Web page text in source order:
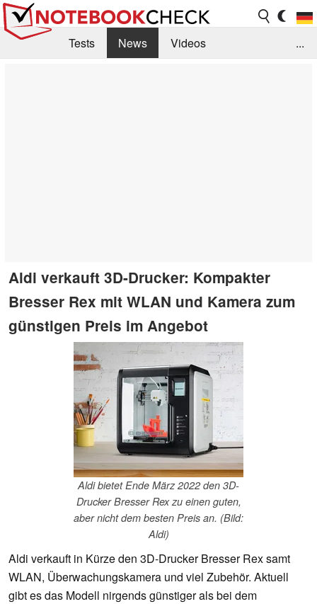
Tests News
Videos
...
Aldi verkauft 3D-Drucker: Kompakter
Bresser Rex mit WLAN und Kamera zum
günstigen Preis im Angebot
Aldi bietet Ende März 2022 den 3D-
Drucker Bresser Rex zu einen guten,
aber nicht dem besten Preis an. (Bild:
Aldi)
Aldi verkauft in Kürze den 3D-Drucker Bresser Rex samt
WLAN, Überwachungskamera und viel Zubehör. Aktuell
gibt es das Modell nirgends günstiger als bei dem